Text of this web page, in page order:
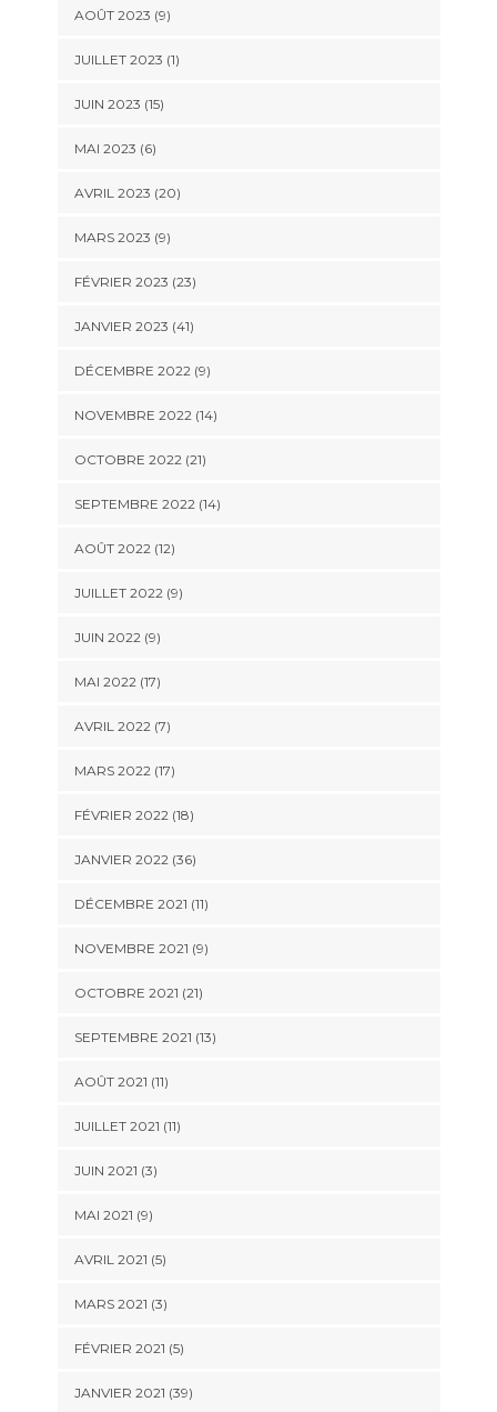
AOÛT 2023 (9)
JUILLET 2023 (1)
JUIN 2023 (15)
MAI 2023 (6)
AVRIL 2023 (20)
MARS 2023 (9)
FÉVRIER 2023 (23)
JANVIER 2023 (41)
DÉCEMBRE 2022 (9)
NOVEMBRE 2022 (14)
OCTOBRE 2022 (21)
SEPTEMBRE 2022 (14)
AOÛT 2022 (12)
JUILLET 2022 (9)
JUIN 2022 (9)
MAI 2022 (17)
AVRIL 2022 (7)
MARS 2022 (17)
FÉVRIER 2022 (18)
JANVIER 2022 (36)
DÉCEMBRE 2021 (11)
NOVEMBRE 2021 (9)
OCTOBRE 2021 (21)
SEPTEMBRE 2021 (13)
AOÛT 2021 (11)
JUILLET 2021 (11)
JUIN 2021 (3)
MAI 2021 (9)
AVRIL 2021 (5)
MARS 2021 (3)
FÉVRIER 2021 (5)
JANVIER 2021 (39)